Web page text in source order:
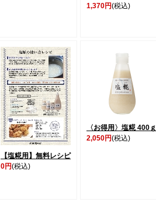
1,370円(税込)
【塩糀用】無料レシピ
0円(税込)
〈お得用〉塩糀 400ｇ
2,050円(税込)